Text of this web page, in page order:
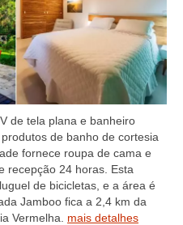
de tela plana e banheiro
de banho de cortesia
fornece roupa de cama e
recepção 24 horas. Esta
de bicicletas, e a área é
Jamboo fica a 2,4 km da
Vermelha. mais detalhes